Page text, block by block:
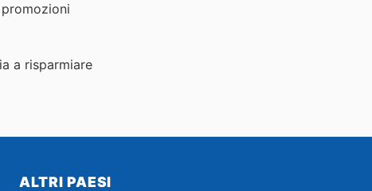
a risparmiare
ALTRI PAESI